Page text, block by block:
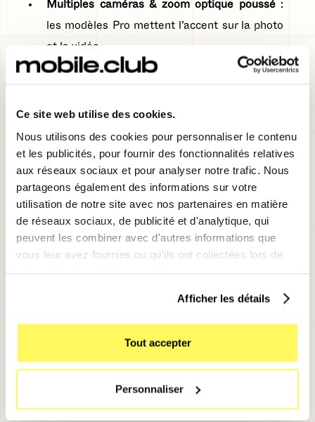
Ce site web utilise des cookies.
Nous utilisons des cookies pour personnaliser le contenu
et les publicités, pour fournir des fonctionnalités relatives
aux réseaux sociaux et pour analyser notre trafic. Nous
partageons également des informations sur votre
utilisation de notre site avec nos partenaires en matière
de réseaux sociaux, de publicité et d'analytique, qui
peuvent les combiner avec d'autres informations que
vous leur avez fournies ou qu'ils ont collectées lors de
Afficher les détails
Tout accepter
Personnaliser
Multiples caméras & zoom optique poussé:
les modèles Pro mettent l’accent sur la photo
et la vidéo.
Autonomie renforcée
: l’optimisation
soit via puces plus efficaces ou meilleures
gestions thermiques.
Nos bons plans !
✅ En résumé